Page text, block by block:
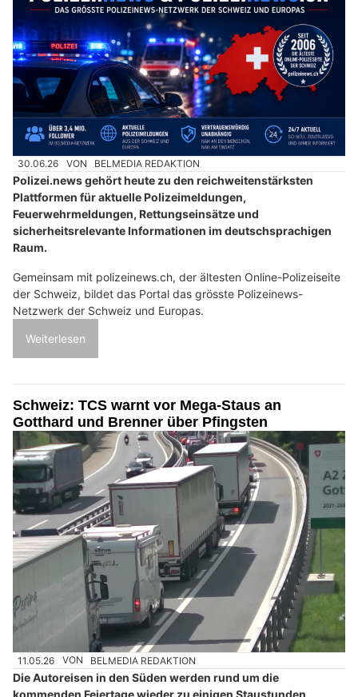
30.06.26 VON BELMEDIA REDAKTION
Polizei.news gehört heute zu den reichweitenstärksten
Plattformen für aktuelle Polizeimeldungen,
Feuerwehrmeldungen, Rettungseinsätze und
sicherheitsrelevante Informationen im deutschsprachigen
Raum.
Gemeinsam mit polizeinews.ch, der ältesten Online-Polizeiseite
der Schweiz, bildet das Portal das grösste Polizeinews-
Netzwerk der Schweiz und Europas.
Weiterlesen
Schweiz: TCS warnt vor Mega-Staus an
Gotthard und Brenner über Pfingsten
11.05.26 VON BELMEDIA REDAKTION
Die Autoreisen in den Süden werden rund um die
kommenden Feiertage wieder zu einigen Staustunden